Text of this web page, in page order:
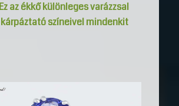
az ékkő különleges varázzsal
színeivel mindenkit